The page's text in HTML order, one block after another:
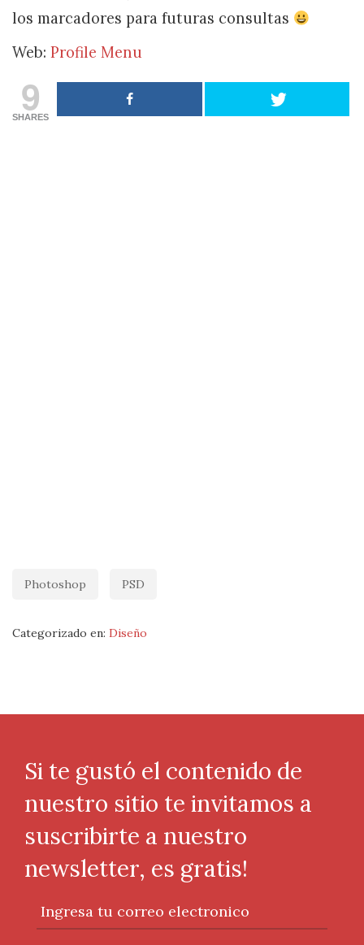
los marcadores para futuras consultas
Web: Profile Menu
9
SHARES
Photoshop PSD
Categorizado en: Diseño
Si te gustó el contenido de
nuestro sitio te invitamos a
suscribirte a nuestro
newsletter, es gratis!
Ingresa tu correo electronico